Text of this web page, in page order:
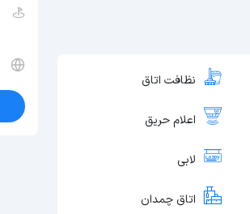
نظافت اتاق
اعلام حریق
لابی
اتاق چمدان